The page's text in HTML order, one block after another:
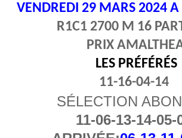
VENDREDI 29MARS 2024 A
R1C1 2700 M 16
PRIX
LES PRÉFÉRÉS
11-16-04-14
SÉLECTION
11-06-13-14-05-